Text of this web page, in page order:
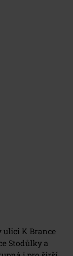
ulici K Brance
Stodůlky a